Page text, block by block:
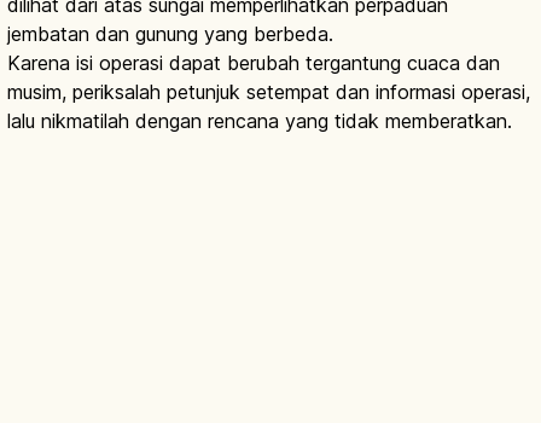
jembatan dan gunung yang berbeda.
Karena isi operasi dapat berubah tergantung cuaca dan
musim, periksalah petunjuk setempat dan informasi operasi,
lalu nikmatilah dengan rencana yang tidak memberatkan.